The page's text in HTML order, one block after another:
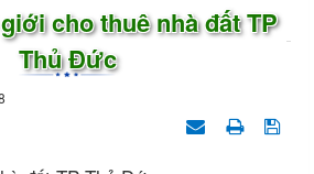
cho thuê nhà đất TP
Thủ Đức